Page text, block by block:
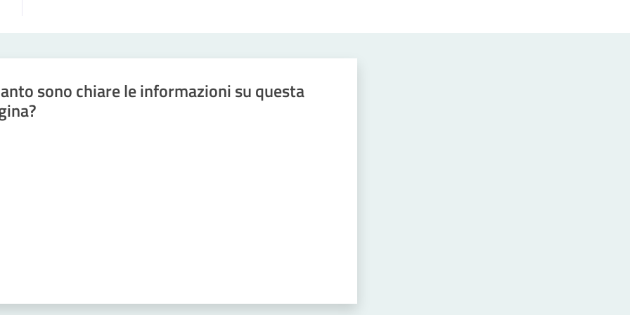
sono chiare le informazioni su questa